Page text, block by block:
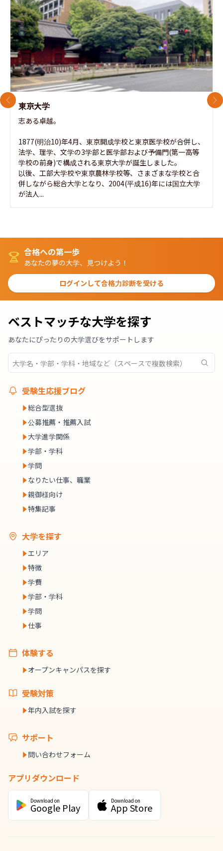
東京大学
志ある卓越。
1877(明治10)年4月、東京開成学校と東京医学校が合併し、
法学、理学、文学の3学部と医学部および予備門(第一高等
学校の前身)で構成される東京大学が誕生しました。
以後、工部大学校や東京農林学校等、さまざまな学校と合
併しながら総合大学となり、2004(平成16)年には国立大学
が法人...
前のスライド 次
合格への第一歩
あなたの夢の大学、見つけよう！
ログインして合格力診断を受ける
ベストマッチな大学を探す
あなたにぴったりの大学選びをサポートします
受験生応援ブログ
総合型選抜
公募推薦・推薦入試
大学進学関係
学部・学科
学問
なりたい仕事、職業
親御様向け
特集記事
大学を探す
エリア
特徴
学費
学部・学科
学問
仕事
体験する
オープンキャンパスを探す
受験対策
年内入試を探す
サポート
問い合わせフォーム
アプリダウンロード
Download on
Google Play
Download on
App Store